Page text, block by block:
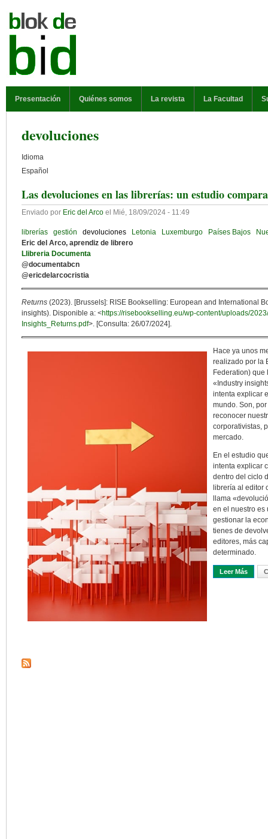
Presentación Quiénes somos La revista La Facultad
devoluciones
Idioma
Español
Las devoluciones en las librerías: un estudio
Enviado por Eric del Arco el Mié, 18/09/2024 - 11:49
librerías gestión devoluciones Letonia Luxemburgo Países Bajos
Eric del Arco, aprendiz de librero
Llibreria Documenta
@documentabcn
@ericdelarcocristia
Returns (2023). [Brussels]: RISE Bookselling: European and International
insights). Disponible a: <https://risebookselling.eu/wp-content/uploads/
Insights_Returns.pdf>. [Consulta: 26/07/2024].
Hace ya unos
realizado por la
Federation)
«Industry
intenta explicar
mundo. Son,
reconocer
corporativistas,
mercado.
En el estudio
intenta explicar
dentro del ciclo
librería al editor
llama
en el nuestro es
gestionar la
tienes de
editores, más
determinado.
Leer Más